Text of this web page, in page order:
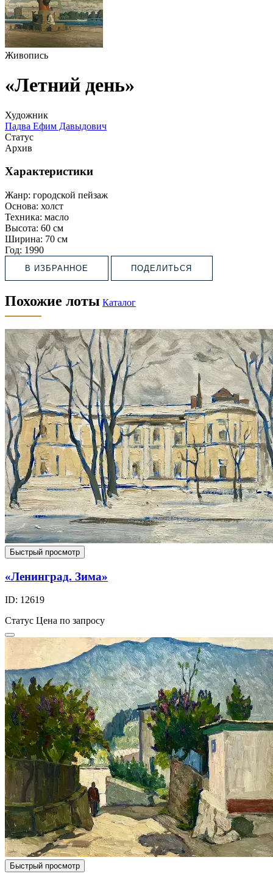
Живопись
«Летний день»
Художник
Падва Ефим Давыдович
Статус
Архив
Характеристики
Жанр: городской пейзаж
Основа: холст
Техника: масло
Высота: 60 см
Ширина: 70 см
Год: 1990
В ИЗБРАННОЕ ПОДЕЛИТЬСЯ
Похожие лоты Каталог
Быстрый просмотр
«Ленинград. Зима»
ID: 12619
Статус Цена по запросу
Быстрый просмотр